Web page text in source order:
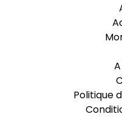
Politique